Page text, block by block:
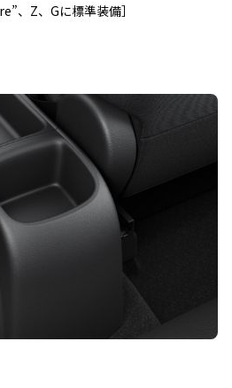
、Z、Gに標準装備］